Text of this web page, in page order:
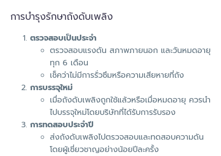
การบำรุงรักษาถังดับเพลิง
ตรวจสอบเป็นประจำ
ตรวจสอบแรงดัน สภาพภายนอก และวันหมดอายุ
ทุก 6 เดือน
เช็คว่าไม่มีการรั่วซึมหรือความเสียหายที่ถัง
การบรรจุใหม่
เมื่อถังดับเพลิงถูกใช้แล้วหรือเมื่อหมดอายุ ควรนำ
ไปบรรจุใหม่โดยบริษัทที่ได้รับการรับรอง
การทดสอบประจำปี
ส่งถังดับเพลิงไปตรวจสอบและทดสอบความดัน
โดยผู้เชี่ยวชาญอย่างน้อยปีละครั้ง